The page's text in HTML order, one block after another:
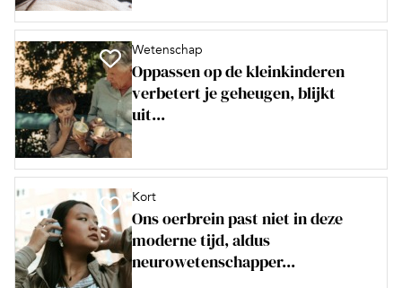
Wetenschap
Oppassen op de kleinkinderen
verbetert je geheugen, blijkt
uit...
Kort
Ons oerbrein past niet in deze
moderne tijd, aldus
neurowetenschapper...